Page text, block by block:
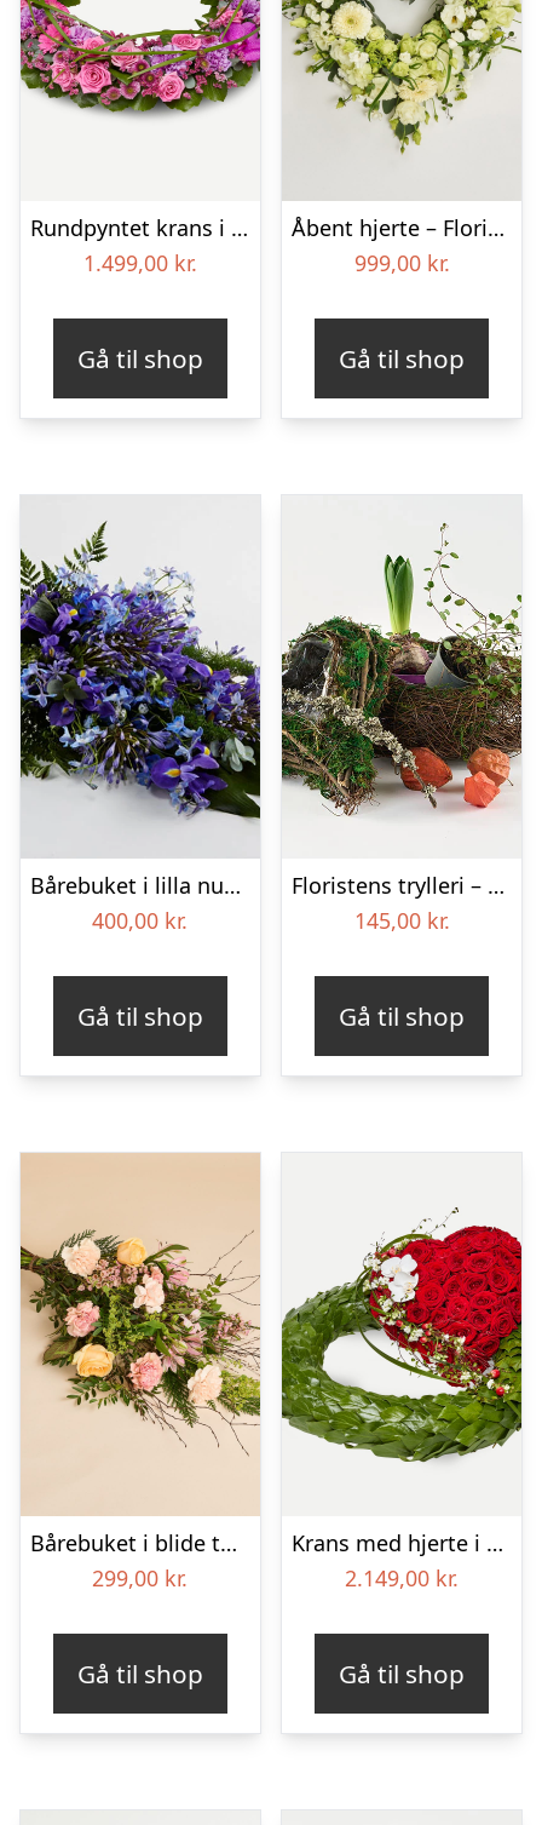
Rundpyntet krans i klassisk stil – pink
1.499,00 kr.
Gå til shop
Åbent hjerte – Floristens kreative valg
999,00 kr.
Gå til shop
Bårebuket i lilla nuancer – Blomster til begravelse
400,00 kr.
Gå til shop
Floristens trylleri – gravpynt – Blomster til begravelse
145,00 kr.
Gå til shop
Bårebuket i blide toner
299,00 kr.
Gå til shop
Krans med hjerte i klassisk stil – rød og hvid
2.149,00 kr.
Gå til shop